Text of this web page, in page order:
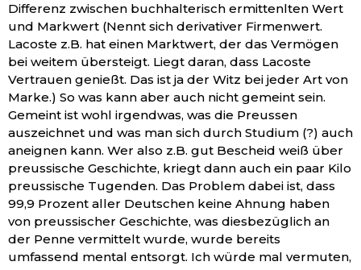
Differenz zwischen buchhalterisch ermittenlten Wert
und Markwert (Nennt sich derivativer Firmenwert.
Lacoste z.B. hat einen Marktwert, der das Vermögen
bei weitem übersteigt. Liegt daran, dass Lacoste
Vertrauen genießt. Das ist ja der Witz bei jeder Art von
Marke.) So was kann aber auch nicht gemeint sein.
Gemeint ist wohl irgendwas, was die Preussen
auszeichnet und was man sich durch Studium (?) auch
aneignen kann. Wer also z.B. gut Bescheid weiß über
preussische Geschichte, kriegt dann auch ein paar Kilo
preussische Tugenden. Das Problem dabei ist, dass
99,9 Prozent aller Deutschen keine Ahnung haben
von preussischer Geschichte, was diesbezüglich an
der Penne vermittelt wurde, wurde bereits
umfassend mental entsorgt. Ich würde mal vermuten,